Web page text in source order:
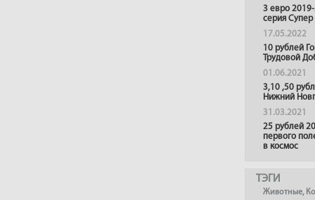
3 евро
серия
17.05.2022
10 рублей
Трудовой
01.06.2021
3,10 ,50
Нижний
31.03.2021
25 рублей
первого
в космос
ТЭГИ
Животные,